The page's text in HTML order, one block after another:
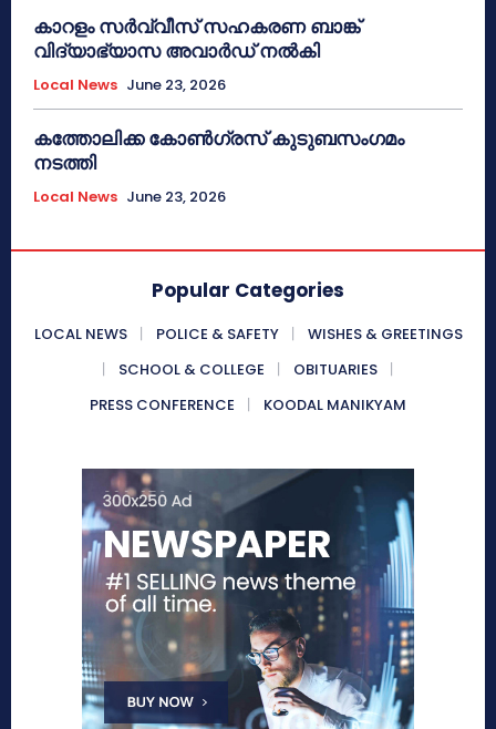
കാറളം സർവ്വീസ് സഹകരണ ബാങ്ക്
വിദ്യാഭ്യാസ അവാർഡ് നൽകി
Local News June 23, 2026
കത്തോലിക്ക കോൺഗ്രസ് കുടുബസംഗമം
നടത്തി
Local News June 23, 2026
Popular Categories
LOCAL NEWS POLICE & SAFETY
WISHES & GREETINGS
SCHOOL & COLLEGE
OBITUARIES
PRESS CONFERENCE
KOODAL MANIKYAM